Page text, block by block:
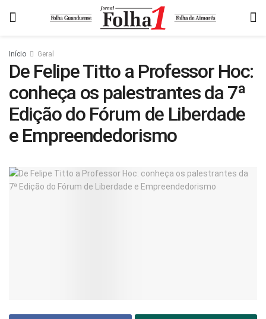
Início Geral
De Felipe Titto a Professor Hoc:
conheça os palestrantes da 7ª
Edição do Fórum de Liberdade
e Empreendedorismo